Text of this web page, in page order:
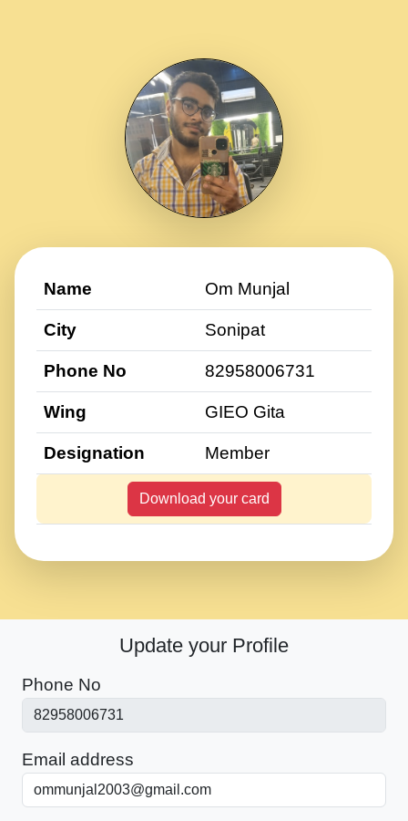
Name Om Munjal
City Sonipat
Phone No 82958006731
Wing GIEO Gita
Designation Member
Download your card
Update your Profile
Phone No
Email address